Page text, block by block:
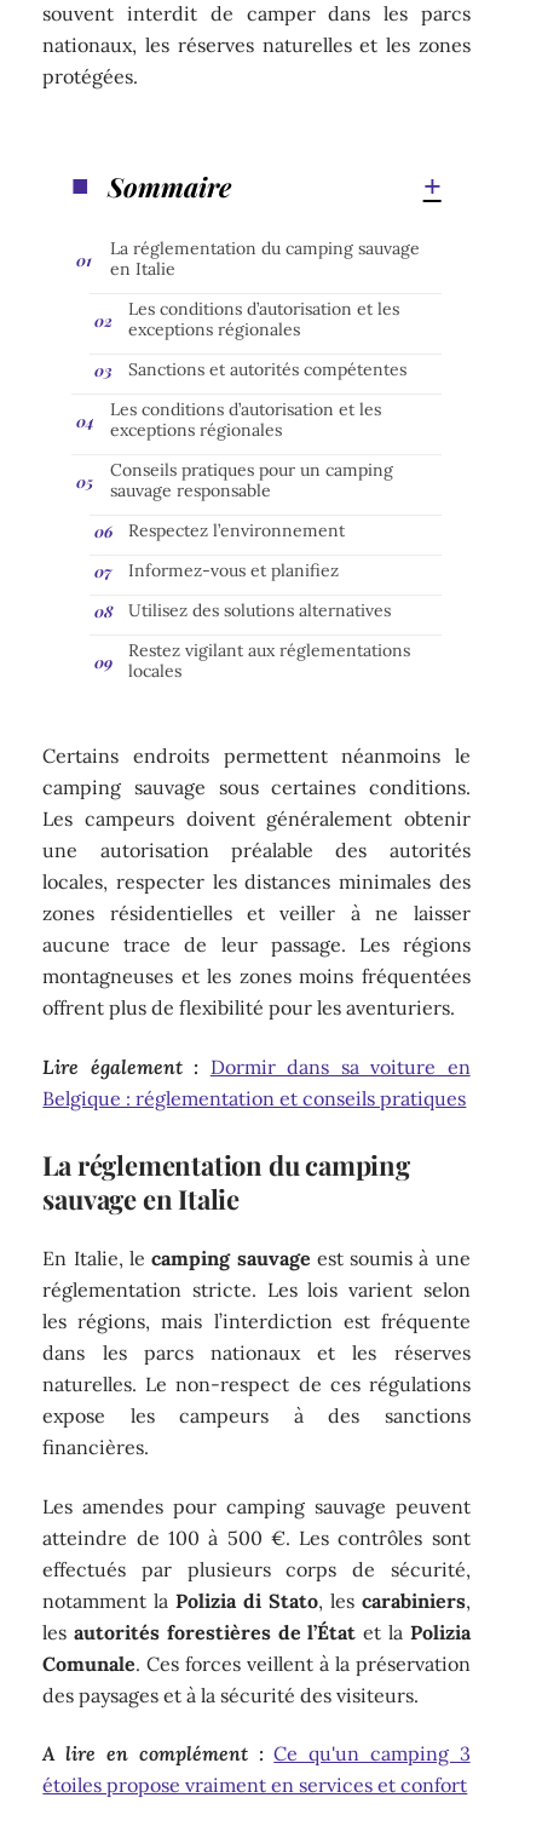
souvent interdit de camper dans les parcs
nationaux, les réserves naturelles et les zones
protégées.
Sommaire
La réglementation du camping sauvage
en Italie
Les conditions d’autorisation et les
exceptions régionales
Sanctions et autorités compétentes
Les conditions d’autorisation et les
exceptions régionales
Conseils pratiques pour un camping
sauvage responsable
Respectez l’environnement
Informez-vous et planifiez
Utilisez des solutions alternatives
Restez vigilant aux réglementations
locales
Certains endroits permettent néanmoins le
camping sauvage sous certaines conditions.
Les campeurs doivent généralement obtenir
une autorisation préalable des autorités
locales, respecter les distances minimales des
zones résidentielles et veiller à ne laisser
aucune trace de leur passage. Les régions
montagneuses et les zones moins fréquentées
offrent plus de flexibilité pour les aventuriers.
Lire également : Dormir dans sa voiture en
Belgique : réglementation et conseils pratiques
La réglementation du camping
sauvage en Italie
En Italie, lecamping sauvage est soumis à une
réglementation stricte. Les lois varient selon
les régions, mais l’interdiction est fréquente
dans les parcs nationaux et les réserves
naturelles. Le non-respect de ces régulations
expose les campeurs à des sanctions
financières.
Les amendes pour camping sauvage peuvent
atteindre de 100 à 500 €. Les contrôles sont
effectués par plusieurs corps de sécurité,
notamment laPolizia di Stato, les carabiniers,
lesautorités forestières de l’État et la Polizia
Comunale. Ces forces veillent à la préservation
des paysages et à la sécurité des visiteurs.
A lire en complément : Ce qu'un camping 3
étoiles propose vraiment en services et confort